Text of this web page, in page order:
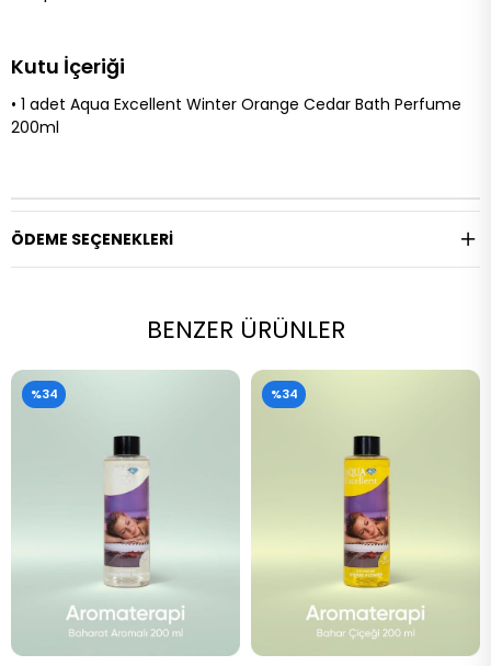
Kutu İçeriği
• 1 adet Aqua Excellent Winter Orange Cedar Bath Perfume
200ml
ÖDEME SEÇENEKLERI
BENZER ÜRÜNLER